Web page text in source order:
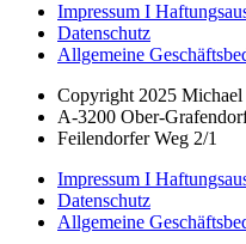
Impressum I
Datenschutz
Allgemeine
Copyright 2025
A-3200 Ober-
Feilendorfer Weg 2/1
Impressum I
Datenschutz
Allgemeine